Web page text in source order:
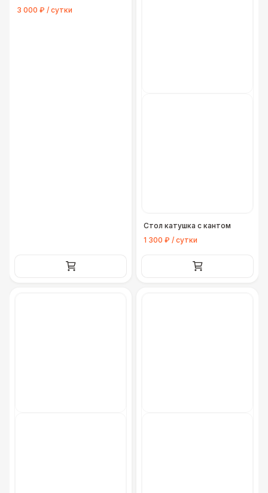
3 000 ₽ / сутки
Стол катушка с кантом
1 300 ₽ / сутки